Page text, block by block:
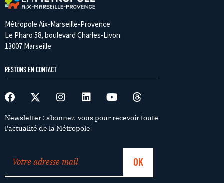
Métropole Aix-Marseille-Provence
Le Pharo 58, boulevard Charles-Livon
13007 Marseille
RESTONS EN CONTACT
Newsletter : abonnez-vous pour recevoir toute
l’actualité de la Métropole